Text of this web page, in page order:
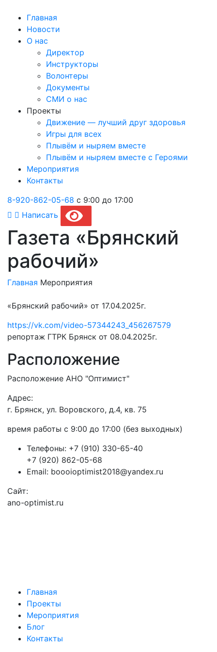
Главная
Новости
О нас
Директор
Инструкторы
Волонтеры
Документы
СМИ о нас
Проекты
Движение — лучший друг здоровья
Игры для всех
Плывём и ныряем вместе
Плывём и ныряем вместе c Героями
Мероприятия
Контакты
8-920-862-05-68 с 9:00 до 17:00
Написать
Газета «Брянский
рабочий»
Главная Мероприятия
«Брянский рабочий» от 17.04.2025г.
https://vk.com/video-57344243_456267579
репортаж ГТРК Брянск от 08.04.2025г.
Расположение
Расположение АНО "Оптимист"
Адрес:
г. Брянск, ул. Воровского, д.4, кв. 75
время работы с 9:00 до 17:00 (без выходных)
Телефоны: +7 (910) 330-65-40
+7 (920) 862-05-68
Email: boooioptimist2018@yandex.ru
Сайт:
ano-optimist.ru
Главная
Проекты
Мероприятия
Блог
Контакты